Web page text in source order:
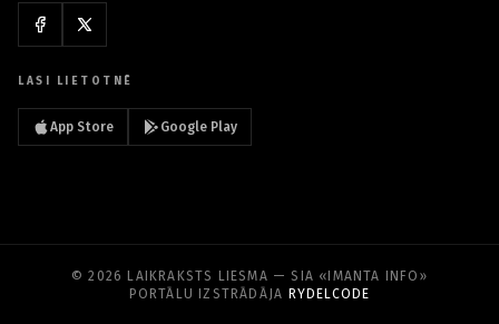
LASI LIETOTNĒ
App Store Google Play
© 2026 LAIKRAKSTS LIESMA — SIA «IMANTA INFO»
PORTĀLU IZSTRĀDĀJA RYDELCODE